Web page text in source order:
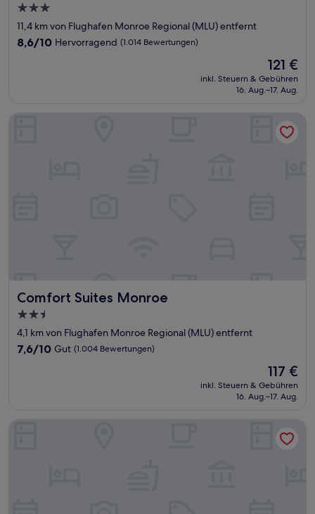
3.0-
Sterne-
Unterkunft
11,4 km von Flughafen Monroe Regional (MLU) entfernt
8.6
8,6/10 Hervorragend (1.014 Bewertungen)
Der
Preis
beträgt
121 €
inkl. Steuern & Gebühren
16. Aug.–17. Aug.
Comfort Suites Monroe
Comfort Suites Monroe
2.5-
Sterne-
Unterkunft
4,1 km von Flughafen Monroe Regional (MLU) entfernt
7.6
7,6/10 Gut (1.004 Bewertungen)
Der
Preis
beträgt
117 €
inkl. Steuern & Gebühren
16. Aug.–17. Aug.
Best Western West Monroe Inn